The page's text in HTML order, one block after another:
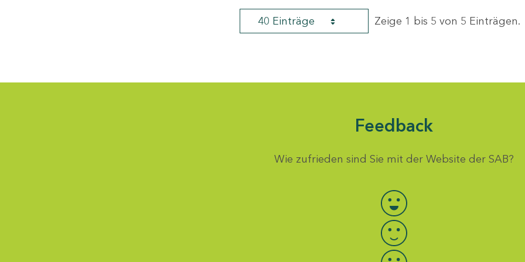
40 Einträge Zeige 1 bis 5 von 5 Einträgen.
Feedback
Wie zufrieden sind Sie mit der Website der SAB?
Bewertung auswählen